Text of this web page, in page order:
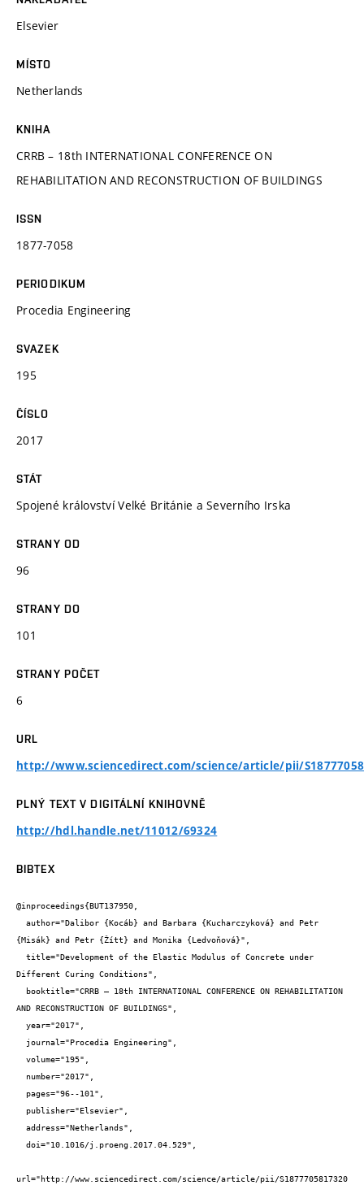
Elsevier
MÍSTO
Netherlands
KNIHA
CRRB – 18th INTERNATIONAL CONFERENCE ON
REHABILITATION AND RECONSTRUCTION OF BUILDINGS
ISSN
1877-7058
PERIODIKUM
Procedia Engineering
SVAZEK
195
ČÍSLO
2017
STÁT
Spojené království Velké Británie a Severního Irska
STRANY OD
96
STRANY DO
101
STRANY POČET
6
URL
http://www.sciencedirect.com/science/article/pii/
PLNÝ TEXT V DIGITÁLNÍ KNIHOVNĚ
http://hdl.handle.net/11012/69324
BIBTEX
@inproceedings{BUT137950,
{Misák} and Petr {Žítt} and Monika {Ledvoňová}",
Different Curing Conditions",
AND RECONSTRUCTION OF BUILDINGS",
url="http://www.sciencedirect.com/science/article/pii/S1877705817320